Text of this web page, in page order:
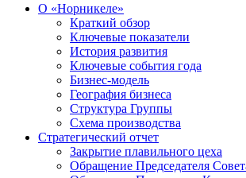
О «Норникеле»
Краткий обзор
Ключевые показатели
История развития
Ключевые события года
Бизнес-модель
География бизнеса
Структура Группы
Схема производства
Стратегический отчет
Закрытие плавильного цеха
Обращение Председателя